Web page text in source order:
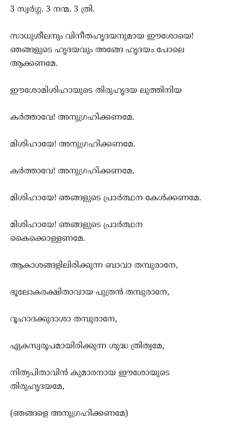
3 സ്വര്‍ഗ്ഗ. 3 നന്മ. 3 ത്രി.
സാധുശീലനും വിനീതഹൃദയനുമായ ഈശോയെ!
ഞങ്ങളുടെ ഹൃദയവും അങ്ങേ ഹൃദയം പോലെ
ആക്കണമേ.
ഈശോമിശിഹായുടെ തിരുഹൃദയ ലുത്തിനിയ
കര്‍ത്താവേ! അനുഗ്രഹിക്കണമേ.
മിശിഹായേ! അനുഗ്രഹിക്കണമേ.
കര്‍ത്താവേ! അനുഗ്രഹിക്കണമേ.
മിശിഹായേ! ഞങ്ങളുടെ പ്രാര്‍ത്ഥന കേള്‍ക്കണമേ.
മിശിഹായേ! ഞങ്ങളുടെ പ്രാര്‍ത്ഥന
കൈക്കൊള്ളണമേ.
ആകാശങ്ങളിലിരിക്കുന്ന ബാവാ തമ്പുരാനേ,
ഭൂലോകരക്ഷിതാവായ പുത്രന്‍ തമ്പുരാനേ,
റൂഹാദക്കുദാശാ തമ്പുരാനേ,
ഏകസ്വരൂപമായിരിക്കുന്ന ശുദ്ധ ത്രിത്വമേ,
നിത്യപിതാവിന്‍ കുമാരനായ ഈശോയുടെ
തിരുഹൃദയമേ,
(ഞങ്ങളെ അനുഗ്രഹിക്കണമേ)